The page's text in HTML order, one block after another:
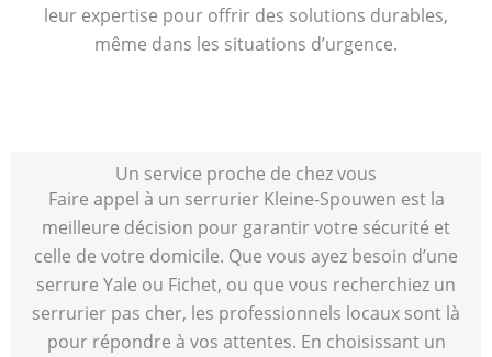
leur expertise pour offrir des solutions durables,
même dans les situations d’urgence.
Un service proche de chez vous
Faire appel à un serrurier Kleine-Spouwen est la
meilleure décision pour garantir votre sécurité et
celle de votre domicile. Que vous ayez besoin d’une
serrure Yale ou Fichet, ou que vous recherchiez un
serrurier pas cher, les professionnels locaux sont là
pour répondre à vos attentes. En choisissant un